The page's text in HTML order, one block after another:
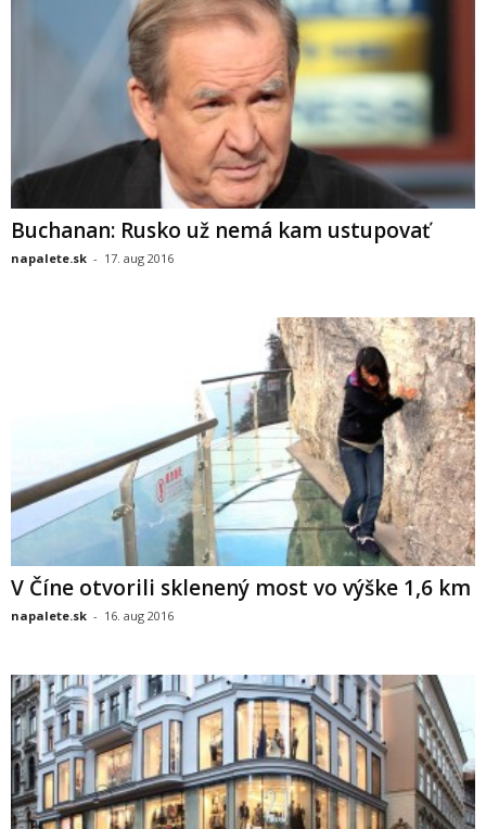
Buchanan: Rusko už nemá kam ustupovať
napalete.sk - 17. aug 2016
V Číne otvorili sklenený most vo výške 1,6 km
napalete.sk - 16. aug 2016